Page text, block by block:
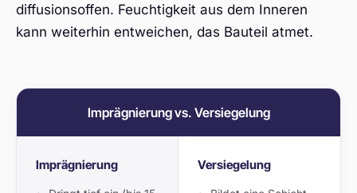
diffusionsoffen. Feuchtigkeit aus dem Inneren
kann weiterhin entweichen, das Bauteil atmet.
Imprägnierung vs. Versiegelung
Imprägnierung Versiegelung